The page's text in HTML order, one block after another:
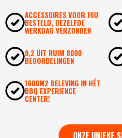
ACCESSOIRES VOOR 16U
BESTELD, DEZELFDE
WERKDAG VERZONDEN
9,2 UIT RUIM 8000
BEOORDELINGEN
1600M2 BELEVING IN HÉT
BBQ EXPERIENCE
CENTER!
ONZE UNIEKE